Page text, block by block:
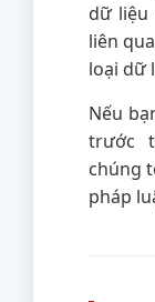
dữ liệu
liên
loại dữ
Nếu
trước
chúng
pháp